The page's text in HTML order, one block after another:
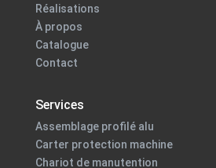
Réalisations
À propos
Catalogue
Contact
Services
Assemblage profilé alu
Carter protection machine
Chariot de manutention